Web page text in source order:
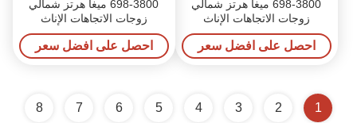
698-3800 ميغا هرتز شمالي
زوجات الاتجاهات الإناث
احصل على افضل سعر
698-3800 ميغا هرتز شمالي
زوجات الاتجاهات الإناث
احصل على افضل سعر
1
2
3
4
5
6
7
8